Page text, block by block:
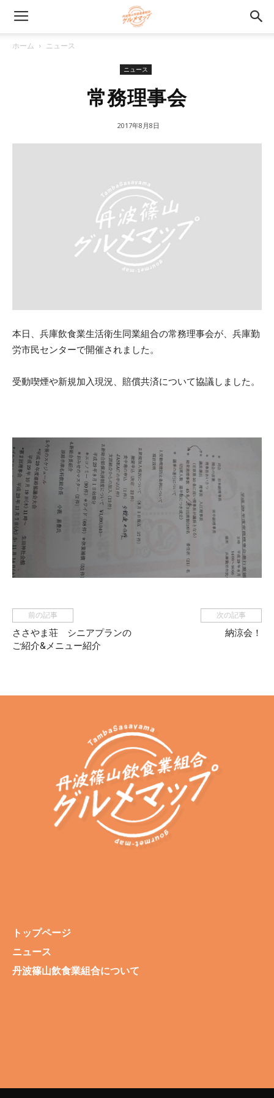
ホーム ニュース
ニュース
常務理事会
2017年8月8日
本日、兵庫飲食業生活衛生同業組合の常務理事会が、 兵庫勤
労市民センターで開催されました。
受動喫煙や新規加入現況、賠償共済について協議しました。
前の記事
ささやま荘 シニアプランの
ご紹介&メニュー紹介
次の記事
納涼会！
トップページ
ニュース
丹波篠山飲食業組合について